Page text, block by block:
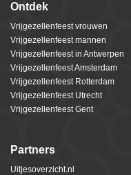
Ontdek
Vrijgezellenfeest vrouwen
Vrijgezellenfeest mannen
Vrijgezellenfeest in Antwerpen
Vrijgezellenfeest Amsterdam
Vrijgezellenfeest Rotterdam
Vrijgezellenfeest Utrecht
Vrijgezellenfeest Gent
Partners
Uitjesoverzicht.nl